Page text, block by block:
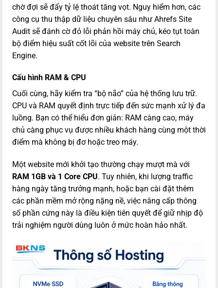
chờ đợi sẽ đẩy tỷ lệ thoát tăng vọt. Nguy hiểm hơn, các
công cụ thu thập dữ liệu chuyên sâu như Ahrefs Site
Audit sẽ đánh cờ đỏ lỗi phản hồi máy chủ, kéo tụt toàn
bộ điểm hiệu suất cốt lõi của website trên Search
Engine.
Cấu hình RAM & CPU
Cuối cùng, hãy kiểm tra “bộ não” của hệ thống lưu trữ.
CPU và RAM quyết định trực tiếp đến sức mạnh xử lý đa
luồng. Bạn có thể hiểu đơn giản: RAM càng cao, máy
chủ càng phục vụ được nhiều khách hàng cùng một thời
điểm mà không bị đơ hoặc treo máy.
Một website mới khởi tạo thường chạy mượt mà với
RAM 1GB và 1 Core CPU. Tuy nhiên, khi lượng traffic
hàng ngày tăng trưởng mạnh, hoặc bạn cài đặt thêm
các phần mềm mở rộng nặng nề, việc nâng cấp thông
số phần cứng này là điều kiện tiên quyết để giữ nhịp độ
trải nghiệm người dùng luôn ở mức hoàn hảo nhất.